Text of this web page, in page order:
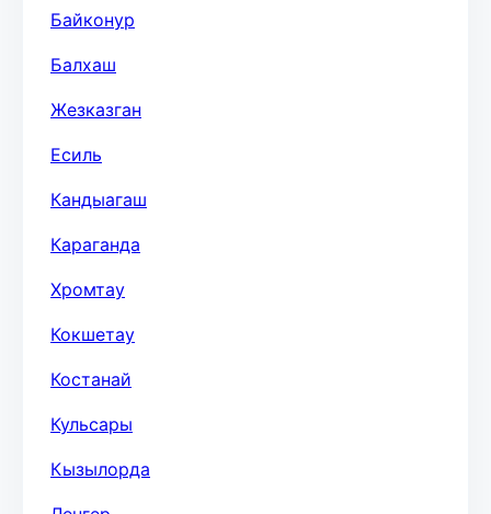
Байконур
Балхаш
Жезказган
Есиль
Кандыагаш
Караганда
Хромтау
Кокшетау
Костанай
Кульсары
Кызылорда